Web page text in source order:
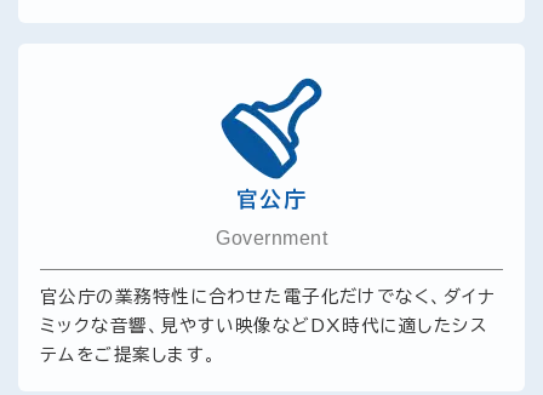
官公庁
Government
官公庁の業務特性に合わせた電子化だけでなく、ダイナ
ミックな音響、見やすい映像などDX時代に適したシス
テムをご提案します。